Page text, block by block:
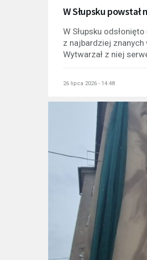
W Słupsku
W Słupsku
z najbardziej
Wytwarzał z niej
26 lipca 2026 - 14:48